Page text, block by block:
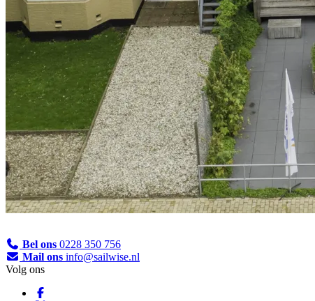
Bel ons 0228 350 756
Mail ons info@sailwise.nl
Volg ons